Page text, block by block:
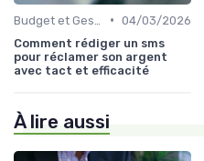
• 04/03/2026
Comment rédiger un sms
pour réclamer son argent
avec tact et efficacité
À lire aussi